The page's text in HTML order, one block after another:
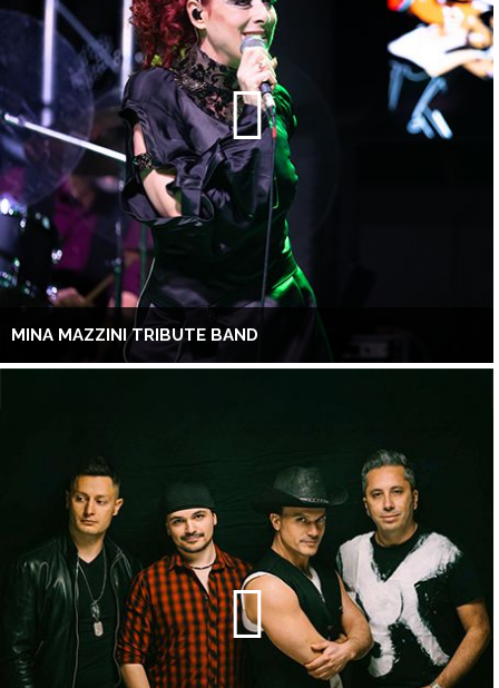
MINA MAZZINI TRIBUTE BAND